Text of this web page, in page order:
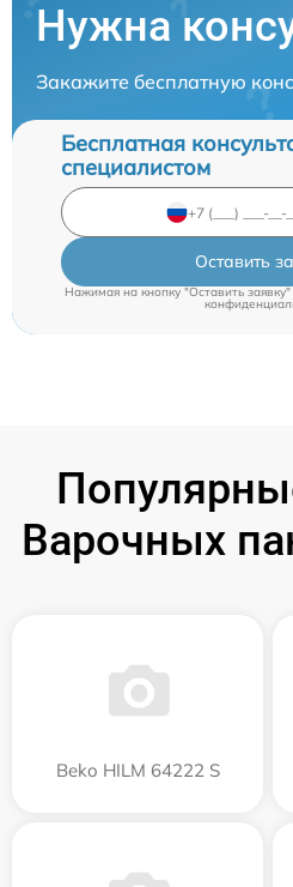
Нужна
Закажите бесплатную
Бесплатная
специалистом
Оставить
Нажимая на кнопку "Оставить
Варочных
Beko HILM 64222 S